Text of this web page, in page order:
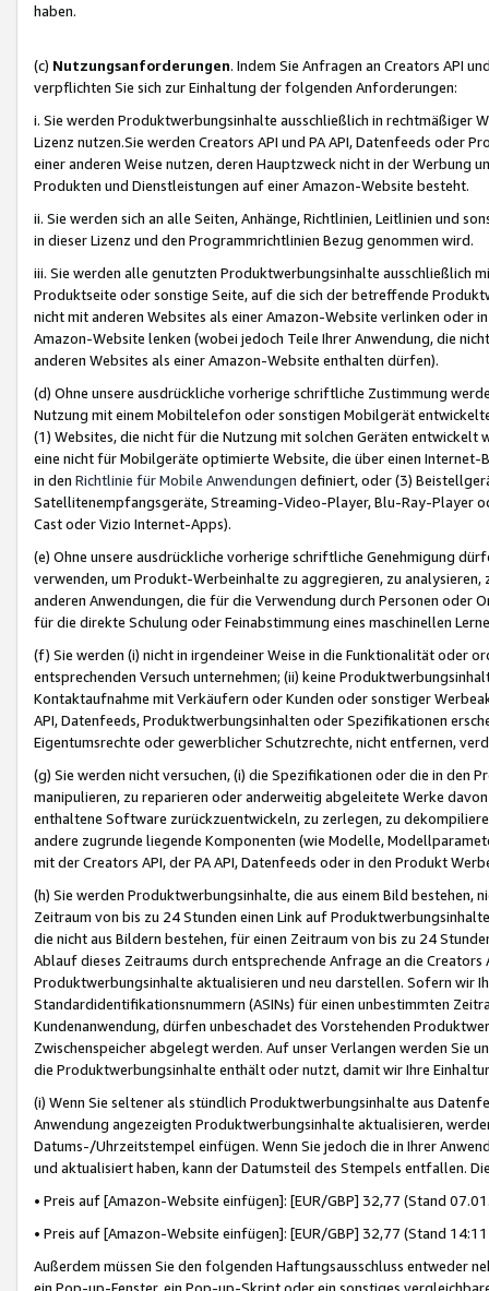
haben.
(c) Nutzungsanforderungen. Indem Sie Anfragen an Creators API
verpflichten Sie sich zur Einhaltung der folgenden Anforderungen:
i. Sie werden Produktwerbungsinhalte ausschließlich in rechtmäßiger
Lizenz nutzen.Sie werden Creators API und PA API, Datenfeeds oder
einer anderen Weise nutzen, deren Hauptzweck nicht in der Werbung
Produkten und Dienstleistungen auf einer Amazon-Website besteht.
ii. Sie werden sich an alle Seiten, Anhänge, Richtlinien, Leitlinien und
in dieser Lizenz und den Programmrichtlinien Bezug genommen wird.
iii. Sie werden alle genutzten Produktwerbungsinhalte ausschließlich
Produktseite oder sonstige Seite, auf die sich der betreffende
nicht mit anderen Websites als einer Amazon-Website verlinken oder
Amazon-Website lenken (wobei jedoch Teile Ihrer Anwendung, die
anderen Websites als einer Amazon-Website enthalten dürfen).
(d) Ohne unsere ausdrückliche vorherige schriftliche Zustimmung
Nutzung mit einem Mobiltelefon oder sonstigen Mobilgerät
(1) Websites, die nicht für die Nutzung mit solchen Geräten
eine nicht für Mobilgeräte optimierte Website, die über einen
in den Richtlinie für Mobile Anwendungen definiert, oder (3)
Satellitenempfangsgeräte, Streaming-Video-Player, Blu-Ray-Player
Cast oder Vizio Internet-Apps).
(e) Ohne unsere ausdrückliche vorherige schriftliche Genehmigung
verwenden, um Produkt-Werbeinhalte zu aggregieren, zu
anderen Anwendungen, die für die Verwendung durch Personen
für die direkte Schulung oder Feinabstimmung eines maschinellen
(f) Sie werden (i) nicht in irgendeiner Weise in die Funktionalität oder
entsprechenden Versuch unternehmen; (ii) keine
Kontaktaufnahme mit Verkäufern oder Kunden oder sonstiger
API, Datenfeeds, Produktwerbungsinhalten oder Spezifikationen
Eigentumsrechte oder gewerblicher Schutzrechte, nicht entfernen,
(g) Sie werden nicht versuchen, (i) die Spezifikationen oder die in
manipulieren, zu reparieren oder anderweitig abgeleitete Werke
enthaltene Software zurückzuentwickeln, zu zerlegen, zu
andere zugrunde liegende Komponenten (wie Modelle,
mit der Creators API, der PA API, Datenfeeds oder in den Produkt
(h) Sie werden Produktwerbungsinhalte, die aus einem Bild bestehen,
Zeitraum von bis zu 24 Stunden einen Link auf
die nicht aus Bildern bestehen, für einen Zeitraum von bis zu 24
Ablauf dieses Zeitraums durch entsprechende Anfrage an die
Produktwerbungsinhalte aktualisieren und neu darstellen. Sofern wir
Standardidentifikationsnummern (ASINs) für einen unbestimmten
Kundenanwendung, dürfen unbeschadet des Vorstehenden
Zwischenspeicher abgelegt werden. Auf unser Verlangen werden Sie
die Produktwerbungsinhalte enthält oder nutzt, damit wir Ihre
(i) Wenn Sie seltener als stündlich Produktwerbungsinhalte aus
Anwendung angezeigten Produktwerbungsinhalte aktualisieren,
Datums-/Uhrzeitstempel einfügen. Wenn Sie jedoch die in Ihrer
und aktualisiert haben, kann der Datumsteil des Stempels entfallen.
• Preis auf [Amazon-Website einfügen]: [EUR/GBP] 32,77 (Stand
• Preis auf [Amazon-Website einfügen]: [EUR/GBP] 32,77 (Stand
Außerdem müssen Sie den folgenden Haftungsausschluss entweder
ein Pop-up-Fenster, ein Pop-up-Skript oder ein sonstiges